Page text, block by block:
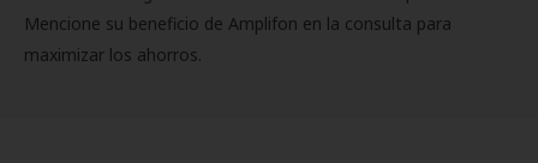
Mencione su beneficio de Amplifon en la consulta para
maximizar los ahorros.